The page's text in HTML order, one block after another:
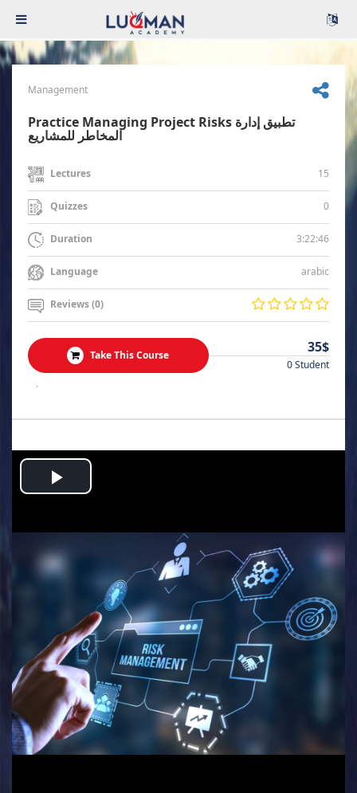
Management
Practice Managing Project Risks تطبيق إدارة
المخاطر للمشاريع
Lectures 15
Quizzes 0
Duration 3:22:46
Language arabic
Reviews (0)
Take This Course 35$
0 Student
.
Play
Video